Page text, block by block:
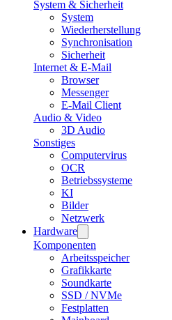
System & Sicherheit
System
Wiederherstellung
Synchronisation
Sicherheit
Internet & E-Mail
Browser
Messenger
E-Mail Client
Audio & Video
3D Audio
Sonstiges
Computervirus
OCR
Betriebssysteme
KI
Bilder
Netzwerk
Hardware
Komponenten
Arbeitsspeicher
Grafikkarte
Soundkarte
SSD / NVMe
Festplatten